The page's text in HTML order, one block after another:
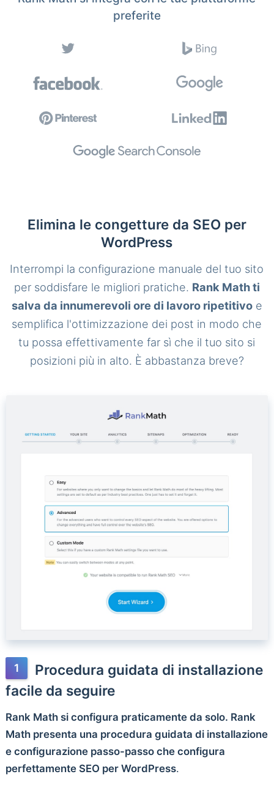
preferite
Elimina le congetture da SEO per
WordPress
Interrompi la configurazione manuale del tuo sito
per soddisfare le migliori pratiche. Rank Math ti
salva da innumerevoli ore di lavoro ripetitivoe
semplifica l'ottimizzazione dei post in modo che
tu possa effettivamente far sì che il tuo sito si
posizioni più in alto. È abbastanza breve?
Procedura guidata di installazione
facile da seguire
Rank Math si configura praticamente da solo. Rank
Math presenta una procedura guidata di installazione
e configurazione passo-passo che configura
perfettamente SEO per WordPress.